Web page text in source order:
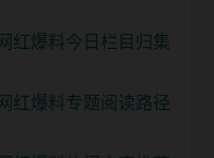
红爆料今日栏目归集
红爆料专题阅读路径